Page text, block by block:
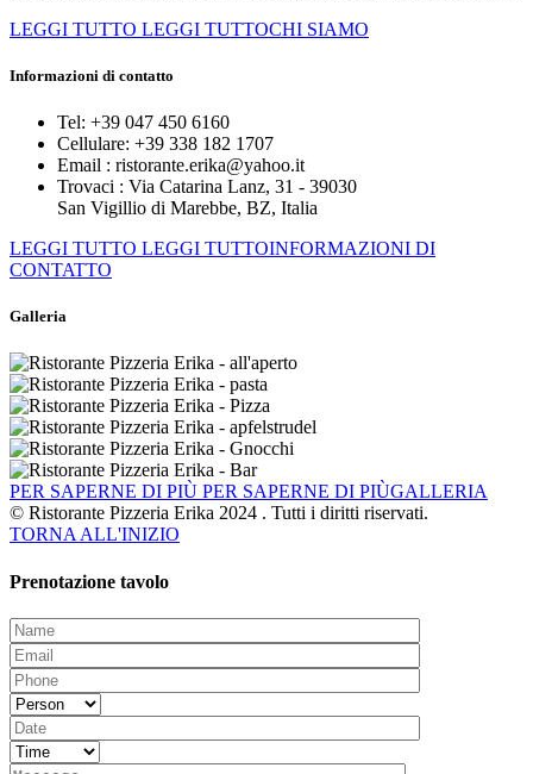
LEGGI TUTTO LEGGI TUTTOCHI SIAMO
Informazioni di contatto
Tel: +39 047 450 6160
Cellulare: +39 338 182 1707
Email : ristorante.erika@yahoo.it
Trovaci : Via Catarina Lanz, 31 - 39030
San Vigillio di Marebbe, BZ, Italia
LEGGI TUTTO LEGGI TUTTOINFORMAZIONI DI
CONTATTO
Galleria
PER SAPERNE DI PIÙ PER SAPERNE DI PIÙGALLERIA
© Ristorante Pizzeria Erika 2024 . Tutti i diritti riservati.
TORNA ALL'INIZIO
Prenotazione tavolo